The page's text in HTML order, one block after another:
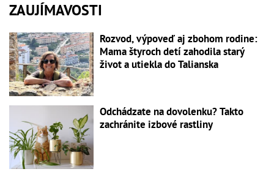
ZAUJÍMAVOSTI
Rozvod, výpoveď aj zbohom rodine:
Mama štyroch detí zahodila starý
život a utiekla do Talianska
Odchádzate na dovolenku? Takto
zachránite izbové rastliny